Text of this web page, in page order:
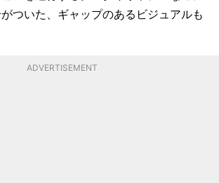
ついた、ギャップのあるビジュアルも
ADVERTISEMENT